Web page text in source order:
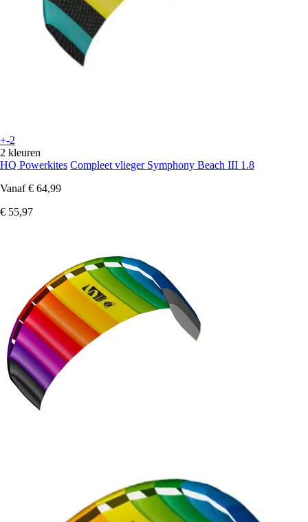
+-2
2 kleuren
HQ Powerkites Compleet vlieger Symphony Beach III 1.8
Vanaf € 64,99
€ 55,97